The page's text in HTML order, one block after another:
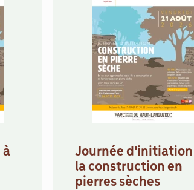
à
Journée d'initiation
la construction en
pierres sèches